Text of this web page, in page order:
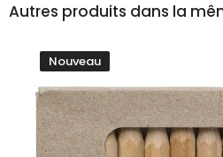
Autres produits dans la
Nouveau